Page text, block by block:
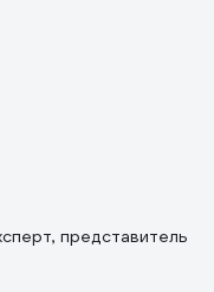
представитель